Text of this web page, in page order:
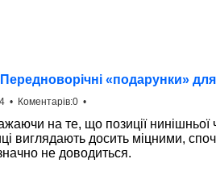
«подарунки» для
• Коментарів:0 •
на те, що позиції нинішньої
виглядають досить міцними,
не доводиться.